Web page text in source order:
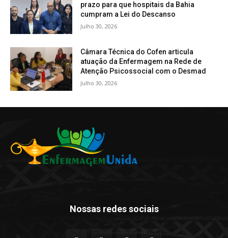
prazo para que hospitais da Bahia
cumpram a Lei do Descanso
Julho 30, 2026
Câmara Técnica do Cofen articula
atuação da Enfermagem na Rede de
Atenção Psicossocial com o Desmad
Julho 30, 2026
Nossas redes sociais